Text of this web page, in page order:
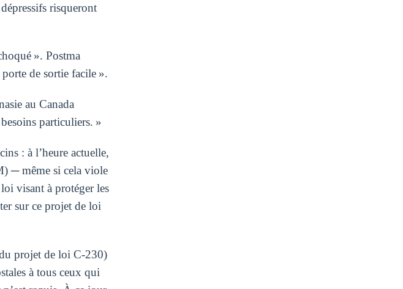
risqueront
». Postma
de sortie facile ».
au Canada
particuliers. »
: à l’heure actuelle,
─ même si cela viole
visant à protéger les
sur ce projet de loi
projet de loi C-230)
à tous ceux qui